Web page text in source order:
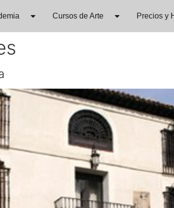
Cursos de Arte Precios y